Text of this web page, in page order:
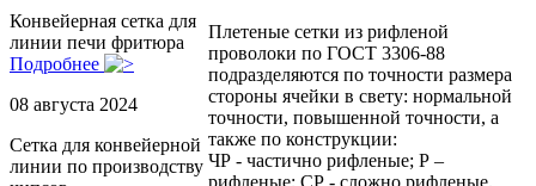
Конвейерная сетка для
линии печи фритюра
Подробнее
08 августа 2024
Сетка для конвейерной
линии по производству
Плетеные сетки из рифленой
проволоки по ГОСТ 3306-88
подразделяются по точности размера
стороны ячейки в свету: нормальной
точности, повышенной точности, а
также по конструкции:
ЧР - частично рифленые; Р –